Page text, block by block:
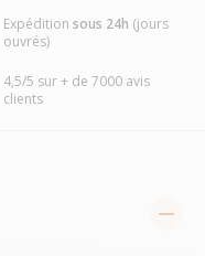
Expédition sous 24h (jours
ouvrés)
4,5/5 sur + de 7000 avis
clients